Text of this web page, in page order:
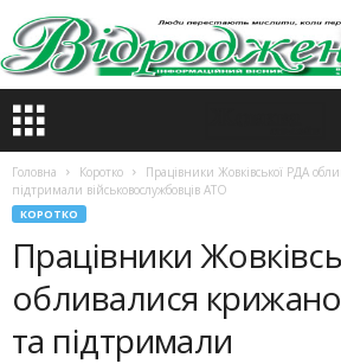
Головна Коротко
Працівники Жовківської РДА
підтримали військовослужбовців АТО
КОРОТКО
Працівники
обливалися
та підтримали